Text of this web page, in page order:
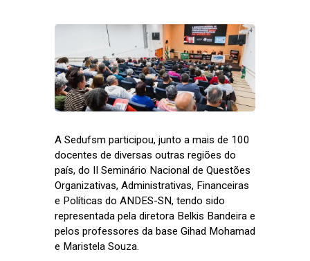
A Sedufsm participou, junto a mais de 100
docentes de diversas outras regiões do
país, do II Seminário Nacional de Questões
Organizativas, Administrativas, Financeiras
e Políticas do ANDES-SN, tendo sido
representada pela diretora Belkis Bandeira e
pelos professores da base Gihad Mohamad
e Maristela Souza.